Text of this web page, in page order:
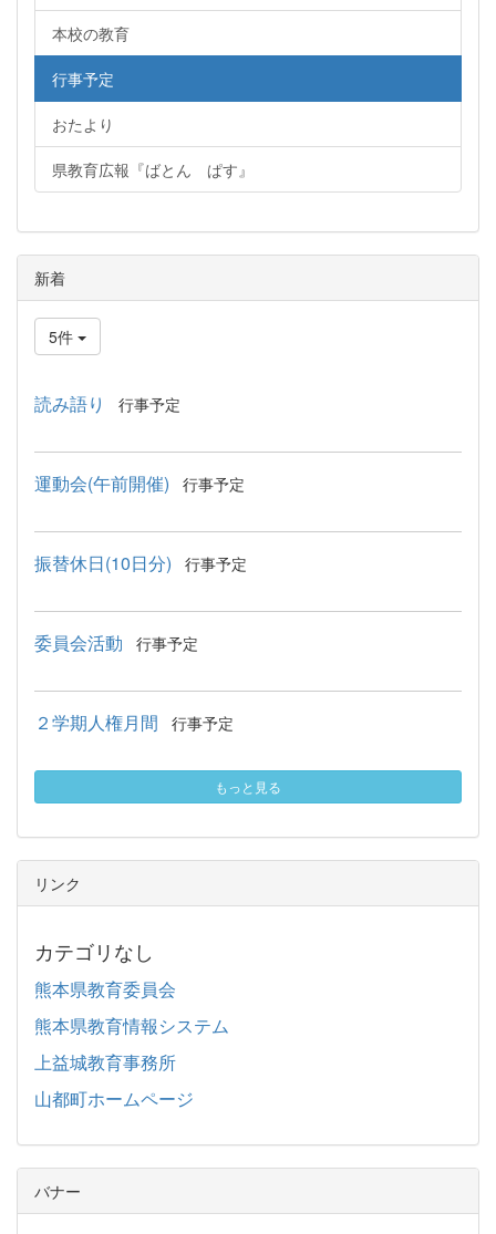
本校の教育
行事予定
おたより
県教育広報『ばとん ぱす』
新着
5件
読み語り 行事予定
運動会(午前開催) 行事予定
振替休日(10日分) 行事予定
委員会活動 行事予定
２学期人権月間 行事予定
もっと見る
リンク
カテゴリなし
熊本県教育委員会
熊本県教育情報システム
上益城教育事務所
山都町ホームページ
バナー